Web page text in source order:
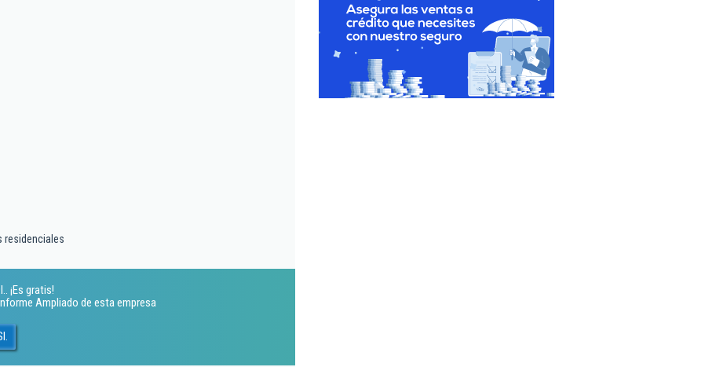
residenciales
¡Es gratis!
Ampliado de esta empresa